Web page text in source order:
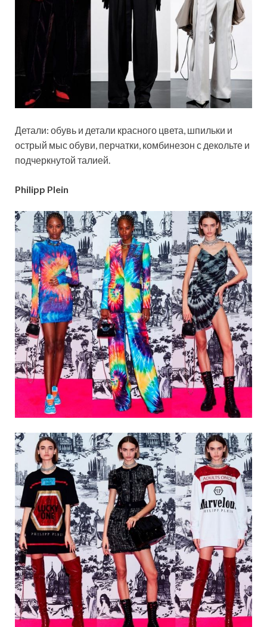
Детали: обувь и детали красного цвета, шпильки и
острый мыс обуви, перчатки, комбинезон с декольте и
подчеркнутой талией.
Philipp Plein